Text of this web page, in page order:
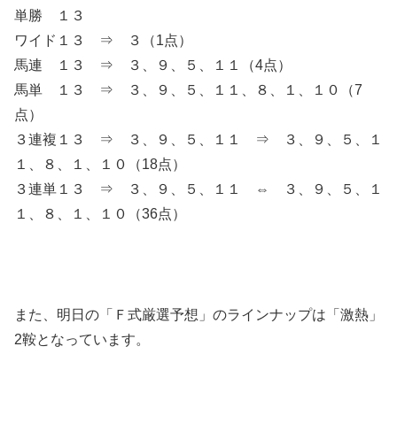
単勝 １３
ワイド１３ ⇒ ３（1点）
馬連 １３ ⇒ ３、９、５、１１（4点）
馬単 １３ ⇒ ３、９、５、１１、８、１、１０（7
点）
３連複１３ ⇒ ３、９、５、１１ ⇒ ３、９、５、１
１、８、１、１０（18点）
３連単１３ ⇒ ３、９、５、１１ ⇔ ３、９、５、１
１、８、１、１０（36点）
また、明日の「Ｆ式厳選予想」のラインナップは「激熱」
2鞍となっています。